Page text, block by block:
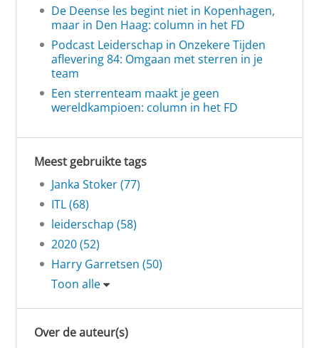
De Deense les begint niet in Kopenhagen,
maar in Den Haag: column in het FD
Podcast Leiderschap in Onzekere Tijden
aflevering 84: Omgaan met sterren in je
team
Een sterrenteam maakt je geen
wereldkampioen: column in het FD
Meest gebruikte tags
Janka Stoker (77)
ITL (68)
leiderschap (58)
2020 (52)
Harry Garretsen (50)
Toon alle
Over de auteur(s)